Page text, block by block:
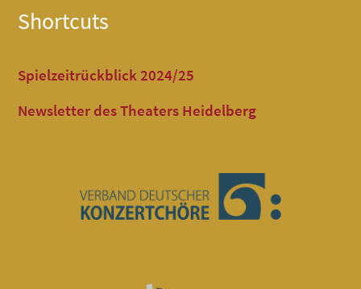
Shortcuts
Spielzeitrückblick 2024/25
Newsletter des Theaters Heidelberg